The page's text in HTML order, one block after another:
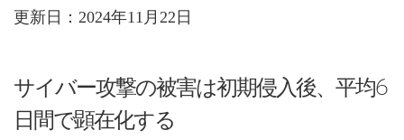
更新日：2024年11月22日
サイバー攻撃の被害は初期侵入後、平均6
日間で顕在化する